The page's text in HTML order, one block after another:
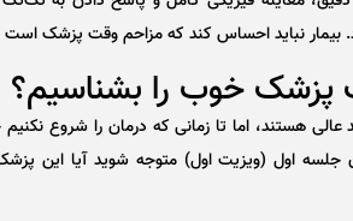
نباید احساس کند که مزاحم وقت پزشک است یا
خوب را بشناسیم؟
عالی هستند، اما تا زمانی که درمان را شروع
جلسه اول (ویزیت اول) متوجه شوید آیا این